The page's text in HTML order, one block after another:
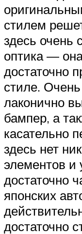
стилем
здесь очень
оптика —
достаточно
стиле.
лаконично
бампер, а
касательно
здесь нет
элементов и
достаточно
японских
достаточно